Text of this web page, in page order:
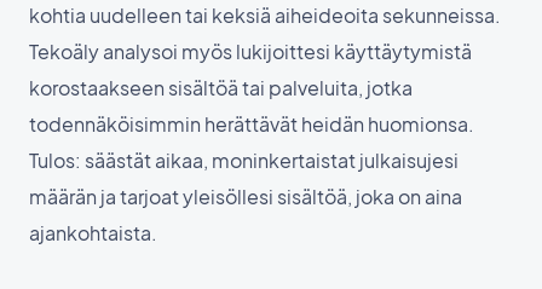
kohtia uudelleen tai keksiä aiheideoita sekunneissa.
Tekoäly analysoi myös lukijoittesi käyttäytymistä
korostaakseen sisältöä tai palveluita, jotka
todennäköisimmin herättävät heidän huomionsa.
Tulos: säästät aikaa, moninkertaistat julkaisujesi
määrän ja tarjoat yleisöllesi sisältöä, joka on aina
ajankohtaista.